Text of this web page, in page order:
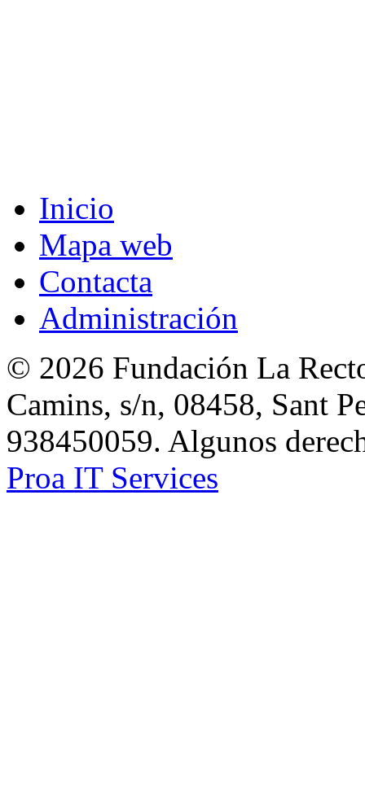
Inicio
Mapa web
Contacta
Administración
© 2026 Fundación La
Camins, s/n, 08458, Sant
938450059. Algunos
Proa IT Services